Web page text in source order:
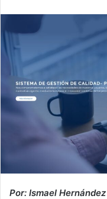
Por: Ismael Hernández